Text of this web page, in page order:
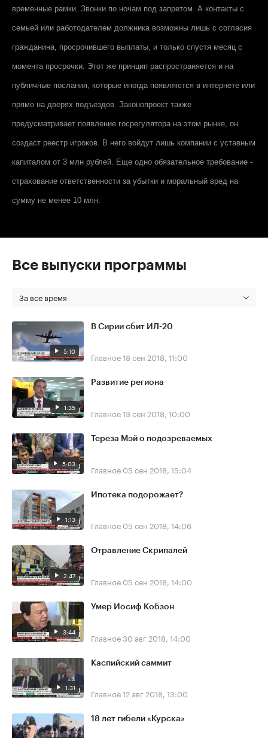
временные рамки. Звонки по ночам под запретом. А контакты с
семьей или работодателем должника возможны лишь с согласия
гражданина, просрочившего выплаты, и только спустя месяц с
момента просрочки. Этот же принцип распространяется и на
публичные послания, которые иногда появляются в интернете или
прямо на дверях подъездов. Законопроект также
предусматривает появление госрегулятора на этом рынке, он
создаст реестр игроков. В него войдут лишь компании с уставным
капиталом от 3 млн рублей. Еще одно обязательное требование -
страхование ответственности за убытки и моральный вред на
сумму не менее 10 млн.
Все выпуски программы
За все время
5:10
В Сирии сбит ИЛ-20
Главное18 сен 2018, 11:00
1:35
Развитие региона
Главное13 сен 2018, 10:00
5:03
Тереза Мэй о подозреваемых
Главное 05 сен 2018, 15:04
1:13
Ипотека подорожает?
Главное 05 сен 2018, 14:06
2:47
Отравление Скрипалей
Главное 05 сен 2018, 14:00
3:44
Умер Иосиф Кобзон
Главное30 авг 2018, 14:00
1:31
Каспийский саммит
Главное12 авг 2018, 13:00
18 лет гибели «Курска»